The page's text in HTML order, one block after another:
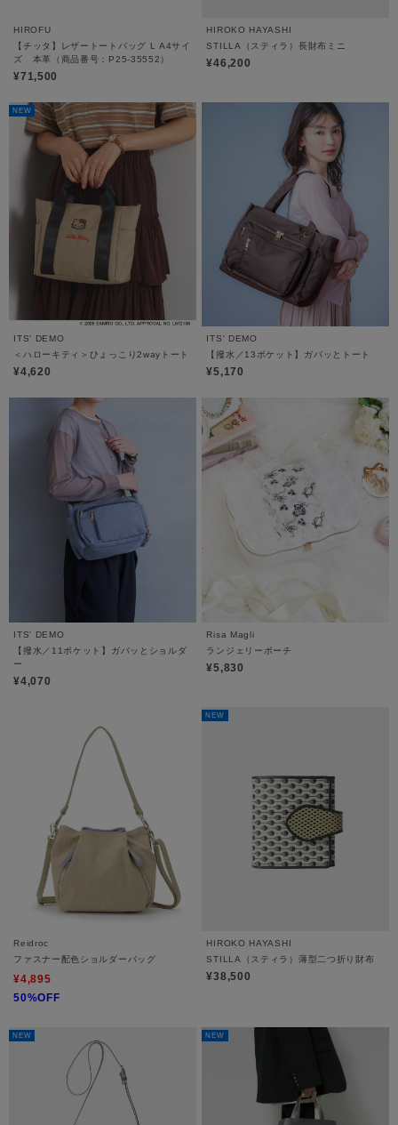
HIROFU
【チッタ】レザートートバッグ L A4サイ
ズ 本革（商品番号：P25‐35552）
¥71,500
HIROKO HAYASHI
STILLA（スティラ）長財布ミニ
¥46,200
NEW
ITS' DEMO
＜ハローキティ＞ひょっこり2wayトート
¥4,620
ITS' DEMO
【撥水／13ポケット】ガバッとトート
¥5,170
ITS' DEMO
【撥水／11ポケット】ガバッとショルダ
ー
¥4,070
Risa Magli
ランジェリーポーチ
¥5,830
Reidroc
ファスナー配色ショルダーバッグ
¥4,895
50%OFF
NEW
HIROKO HAYASHI
STILLA（スティラ）薄型二つ折り財布
¥38,500
NEW NEW